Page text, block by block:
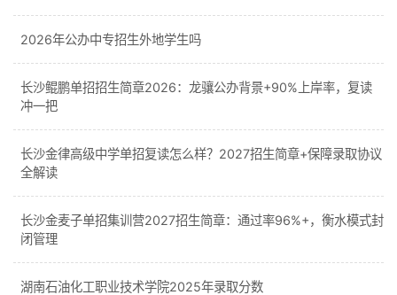
2026年公办中专招生外地学生吗
长沙鲲鹏单招招生简章2026：龙骧公办背景+90%上岸率，复读
冲一把
长沙金律高级中学单招复读怎么样？2027招生简章+保障录取协议
全解读
长沙金麦子单招集训营2027招生简章：通过率96%+，衡水模式封
闭管理
湖南石油化工职业技术学院2025年录取分数